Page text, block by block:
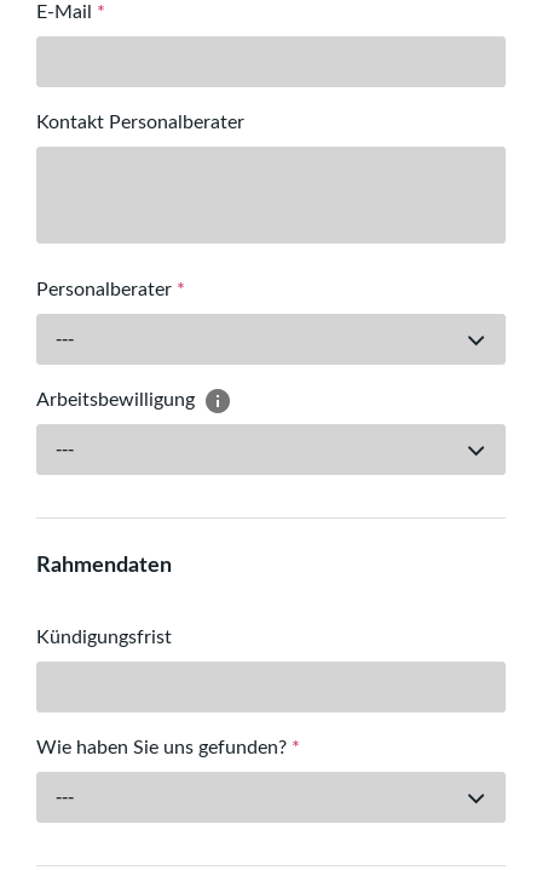
E-Mail *
Kontakt Personalberater
Personalberater *
---
Arbeitsbewilligung
---
Rahmendaten
Kündigungsfrist
Wie haben Sie uns gefunden? *
---